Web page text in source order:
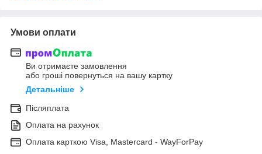
Умови оплати
Ви отримаєте замовлення
або гроші повернуться на вашу картку
Детальніше
Післяплата
Оплата на рахунок
Оплата карткою Visa, Mastercard - WayForPay